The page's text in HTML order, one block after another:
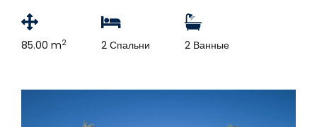
85.00 m2 2 Спальни 2 Ванные